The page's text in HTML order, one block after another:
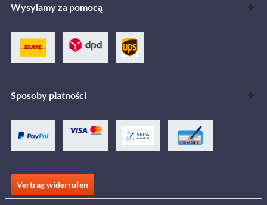
Wysyłamy za pomocą
Sposoby płatności
Vertrag widerrufen